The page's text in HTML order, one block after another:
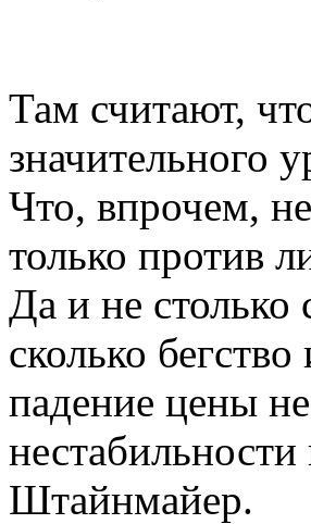
Там считают,
значительного
Что, впрочем,
только против
Да и не
сколько
падение цены
Штайнмайер.